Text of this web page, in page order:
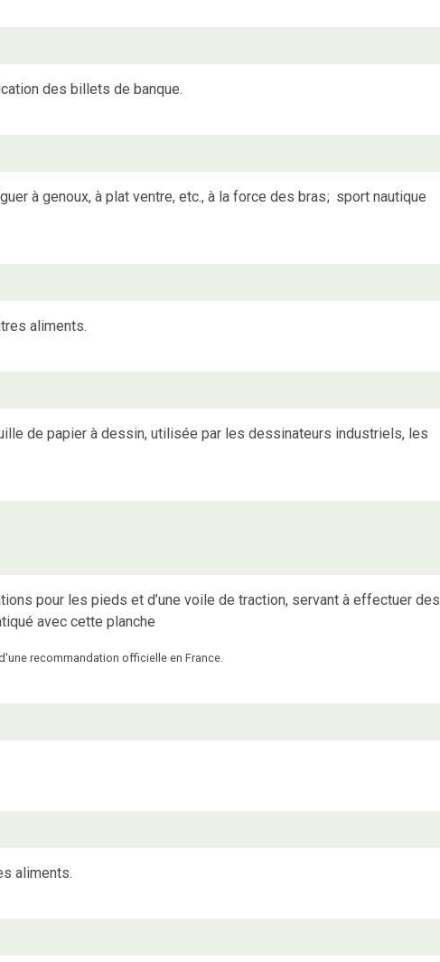
des billets de banque.
à genoux, à plat ventre, etc., à la force des bras; sport nautique
aliments.
de papier à dessin, utilisée par les dessinateurs industriels, les
pour les pieds et d’une voile de traction, servant à effectuer des
avec cette planche
recommandation officielle en France.
aliments.